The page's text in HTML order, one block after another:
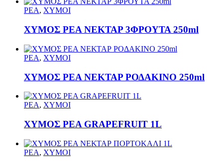
ΡΕΑ, ΧΥΜΟΙ
ΧΥΜΟΣ ΡΕΑ ΝΕΚΤΑΡ 3ΦΡΟΥΤΑ 250ml
ΡΕΑ, ΧΥΜΟΙ
ΧΥΜΟΣ ΡΕΑ ΝΕΚΤΑΡ ΡΟΔΑΚΙΝΟ 250ml
ΡΕΑ, ΧΥΜΟΙ
ΧΥΜΟΣ ΡΕΑ GRAPEFRUIT 1L
ΡΕΑ, ΧΥΜΟΙ